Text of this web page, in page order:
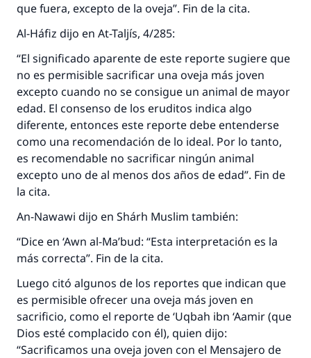
que fuera, excepto de la oveja”. Fin de la cita.
Al-Háfiz dijo en At-Taljís, 4/285:
“El significado aparente de este reporte sugiere que
no es permisible sacrificar una oveja más joven
excepto cuando no se consigue un animal de mayor
edad. El consenso de los eruditos indica algo
diferente, entonces este reporte debe entenderse
como una recomendación de lo ideal. Por lo tanto,
es recomendable no sacrificar ningún animal
excepto uno de al menos dos años de edad”. Fin de
la cita.
An-Nawawi dijo en Shárh Muslim también:
“Dice en ‘Awn al-Ma’bud: “Esta interpretación es la
más correcta”. Fin de la cita.
Luego citó algunos de los reportes que indican que
es permisible ofrecer una oveja más joven en
sacrificio, como el reporte de ‘Uqbah ibn ‘Aamir (que
Dios esté complacido con él), quien dijo:
“Sacrificamos una oveja joven con el Mensajero de